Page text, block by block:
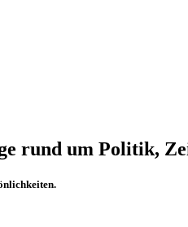
rund um Politik,